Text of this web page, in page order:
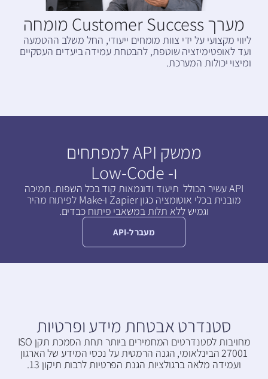
מערך Customer Success מומחה
ליווי מקצועי על ידי צוות מומחים ייעודי, החל משלב ההטמעה
ועד לאופטימיזציה שוטפת, להבטחת עמידה ביעדים העסקיים
ומיצוי יכולות המערכת.
ממשק API למפתחים
ו- Low-Code
API עשיר הכולל תיעוד ודוגמאות קוד בכל השפות. תמיכה
מובנית בכלי אוטומציה כגון Zapier ו-Make לפיתוח מהיר
וגמיש ללא תלות במשאבי פיתוח כבדים.
מעבר ל-API
סטנדרט אבטחת מידע ופרטיות
מחויבות לסטנדרטים המחמירים ביותר תחת הסמכת תקן ISO
27001 הבינלאומי, הגנה הרמטית על נכסי המידע של הארגון
ועמידה מלאה ברגולציות הגנת הפרטיות לרבות תיקון 13.